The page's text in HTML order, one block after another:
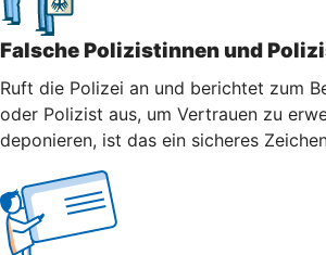
Falsche Polizistinnen und
Ruft die Polizei an und berichtet zum
oder Polizist aus, um Vertrauen zu
deponieren, ist das ein sicheres